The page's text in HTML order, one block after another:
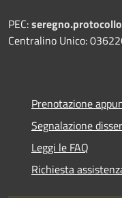
PEC:
Centralino Unico:
Prenotazione
Segnalazione
Leggi le FAQ
Richiesta